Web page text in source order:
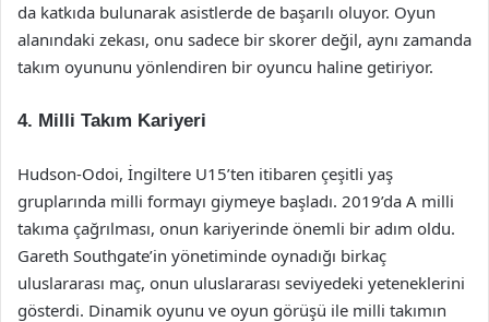
da katkıda bulunarak asistlerde de başarılı oluyor. Oyun
alanındaki zekası, onu sadece bir skorer değil, aynı zamanda
takım oyununu yönlendiren bir oyuncu haline getiriyor.
4. Milli Takım Kariyeri
Hudson-Odoi, İngiltere U15’ten itibaren çeşitli yaş
gruplarında milli formayı giymeye başladı. 2019’da A milli
takıma çağrılması, onun kariyerinde önemli bir adım oldu.
Gareth Southgate’in yönetiminde oynadığı birkaç
uluslararası maç, onun uluslararası seviyedeki yeteneklerini
gösterdi. Dinamik oyunu ve oyun görüşü ile milli takımın